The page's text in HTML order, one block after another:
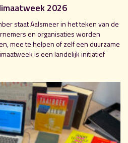
2026
staat Aalsmeer in het teken van de
en organisaties worden
mee te helpen of zelf een duurzame
is een landelijk initiatief